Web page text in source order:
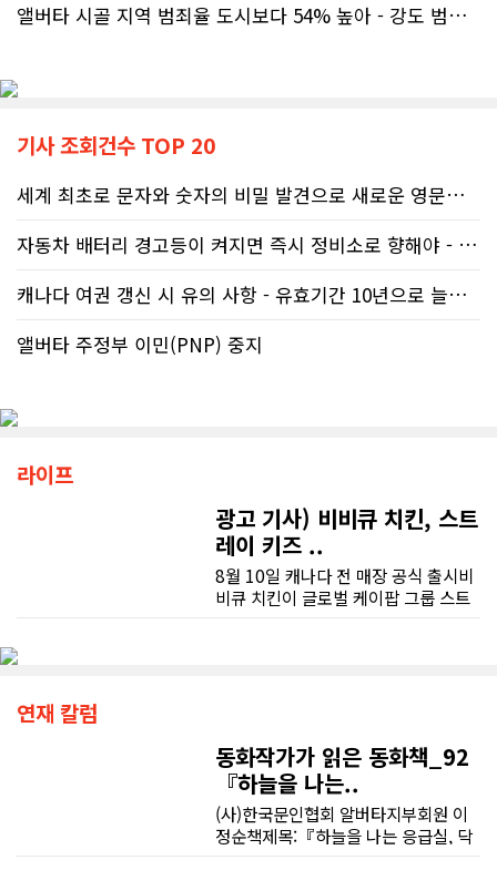
앨버타 시골 지역 범죄율 도시보다 54% 높아 - 강도 범죄는 도시가 ..
기사 조회건수 TOP 20
세계 최초로 문자와 숫자의 비밀 발견으로 새로운 영문법을 발명한 임성빈..
자동차 배터리 경고등이 켜지면 즉시 정비소로 향해야 - 주행중 차량 갑..
캐나다 여권 갱신 시 유의 사항 - 유효기간 10년으로 늘어나 편리
앨버타 주정부 이민(PNP) 중지
라이프
광고 기사) 비비큐 치킨, 스트
레이 키즈 ..
8월 10일 캐나다 전 매장 공식 출시비
비큐 치킨이 글로벌 케이팝 그룹 스트
8월 10일부터 캐나다 전 매장에서 필
크런치 치킨 판매를 본격적으로 시작
한다고 밝혔다.이번 신메뉴는 최근 글
로벌 앰배서더로 발탁된 필릭스와의
협업을 기념해 선보이는 메뉴로, K-컬
연재 칼럼
동화작가가 읽은 동화책_92
『하늘을 나는..
(사)한국문인협회 알버타지부회원 이
정순책제목:『하늘을 나는 응급실, 닥